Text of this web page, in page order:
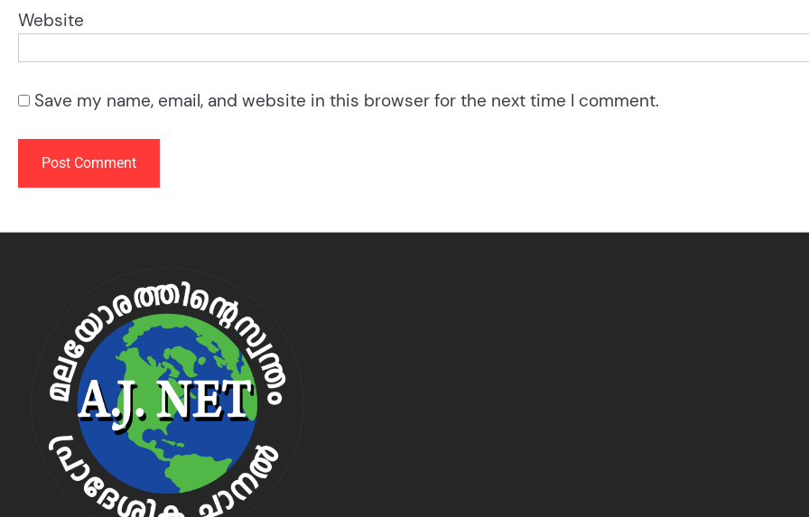
Website
Save my name, email, and website in this browser for the next time I comment.